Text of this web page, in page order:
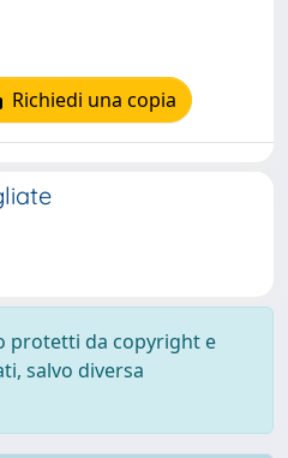
Richiedi una copia
protetti da copyright e
salvo diversa